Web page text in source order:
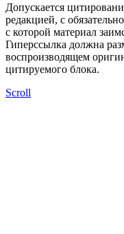
Допускается
редакцией, с
с которой материал
Гиперссылка должна
воспроизводящем
цитируемого блока.
Scroll